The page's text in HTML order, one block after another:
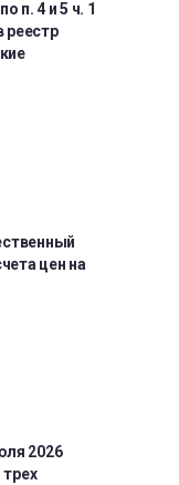
п. 4 и 5 ч. 1
реестр
цен на
2026